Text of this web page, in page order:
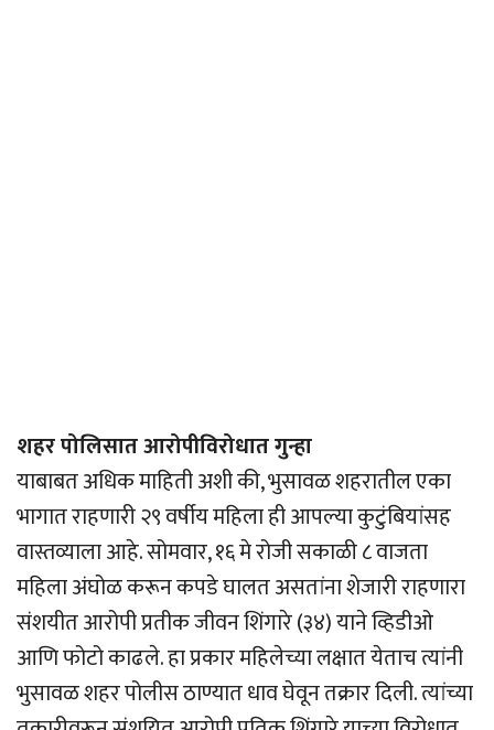
शहर पोलिसात आरोपीविरोधात गुन्हा
याबाबत अधिक माहिती अशी की, भुसावळ शहरातील एका
भागात राहणारी २९ वर्षीय महिला ही आपल्या कुटुंबियांसह
वास्तव्याला आहे. सोमवार, १६ मे रोजी सकाळी ८ वाजता
महिला अंघोळ करून कपडे घालत असतांना शेजारी राहणारा
संशयीत आरोपी प्रतीक जीवन शिंगारे (३४) याने व्हिडीओ
आणि फोटो काढले. हा प्रकार महिलेच्या लक्षात येताच त्यांनी
भुसावळ शहर पोलीस ठाण्यात धाव घेवून तक्रार दिली. त्यांच्या